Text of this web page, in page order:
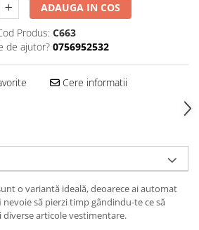
ADAUGA IN COS
Produs: C663
de ajutor? 0756952532
Cere informatii
o variantă ideală, deoarece ai automat
să pierzi timp gândindu-te ce să
articole vestimentare.